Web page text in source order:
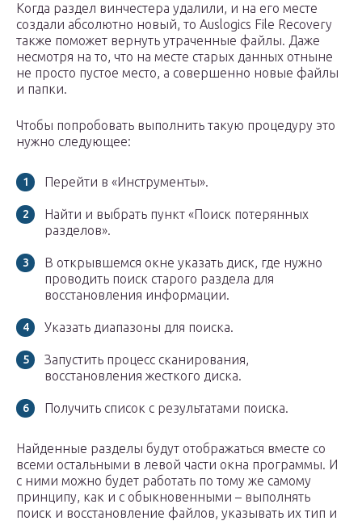
Когда раздел винчестера удалили, и на его месте
создали абсолютно новый, то Auslogics File Recovery
также поможет вернуть утраченные файлы. Даже
несмотря на то, что на месте старых данных отныне
не просто пустое место, а совершенно новые файлы
и папки.
Чтобы попробовать выполнить такую процедуру это
нужно следующее:
Перейти в «Инструменты».
Найти и выбрать пункт «Поиск потерянных
разделов».
В открывшемся окне указать диск, где нужно
проводить поиск старого раздела для
восстановления информации.
Указать диапазоны для поиска.
Запустить процесс сканирования,
восстановления жесткого диска.
Получить список с результатами поиска.
Найденные разделы будут отображаться вместе со
всеми остальными в левой части окна программы. И
с ними можно будет работать по тому же самому
принципу, как и с обыкновенными – выполнять
поиск и восстановление файлов, указывать их тип и